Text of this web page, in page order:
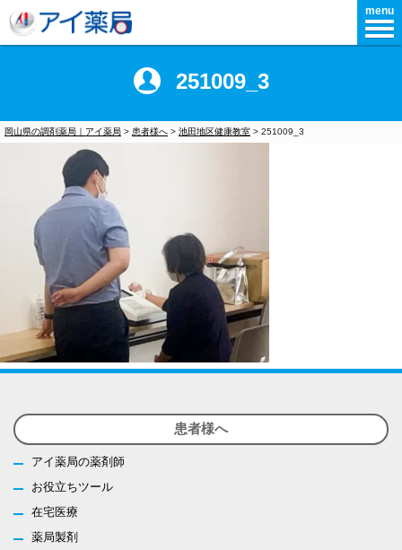
menu
251009_3
岡山県の調剤薬局｜アイ薬局 > 患者様へ > 池田地区健康教室 > 251009_3
患者様へ
アイ薬局の薬剤師
お役立ちツール
在宅医療
薬局製剤